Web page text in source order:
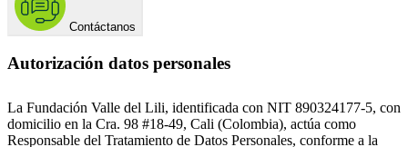
Contáctanos
Autorización datos personales
La Fundación Valle del Lili, identificada con NIT 890324177-5, con
domicilio en la Cra. 98 #18-49, Cali (Colombia), actúa como
Responsable del Tratamiento de Datos Personales, conforme a la